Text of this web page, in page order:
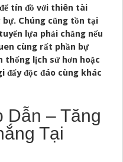
tín đồ với thiên tài
Chúng cũng tồn tại
lựa phải chăng nếu
cùng rất phần bự
thống lịch sử hơn hoặc
đấy độc đáo cùng khác
Dẫn – Tăng
Tại